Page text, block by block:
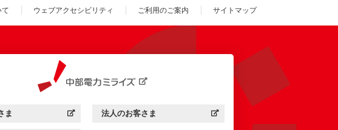
ウェブアクセシビリティ ご利用のご案内 サイトマップ
ズ：
ま
ンドウを開きます） 中部電力ミライズ：
法人のお客さま
（新しいウィンドウを開きます）